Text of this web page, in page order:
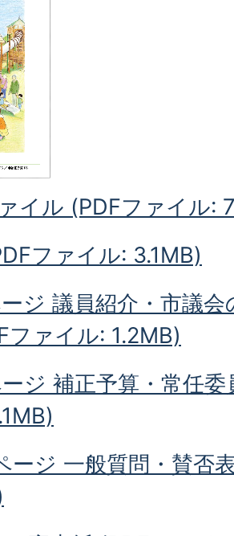
イル (PDFファイル:
ファイル: 3.1MB)
ジ 議員紹介・市議
ファイル: 1.2MB)
ジ 補正予算・常任
ージ 一般質問・賛否